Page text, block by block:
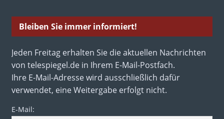
Bleiben Sie immer informiert!
Jeden Freitag erhalten Sie die aktuellen Nachrichten
von telespiegel.de in Ihrem E-Mail-Postfach.
Ihre E-Mail-Adresse wird ausschließlich dafür
verwendet, eine Weitergabe erfolgt nicht.
E-Mail: